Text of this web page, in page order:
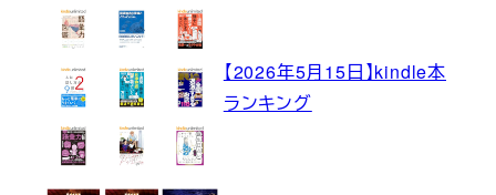
【2026年5月15日】kindle本
ランキング